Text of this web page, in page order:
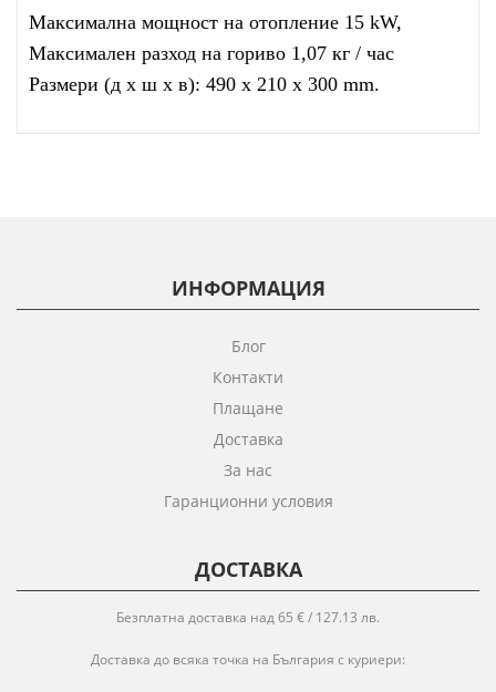
Максимална мощност на отопление 15 kW,
Максимален разход на гориво 1,07 кг / час
Размери (д х ш х в): 490 x 210 x 300 mm.
ИНФОРМАЦИЯ
Блог
Контакти
Плащане
Доставка
За нас
Гаранционни условия
ДОСТАВКА
Безплатна доставка над 65 € / 127.13 лв.
Доставка до всяка точка на България с куриери: